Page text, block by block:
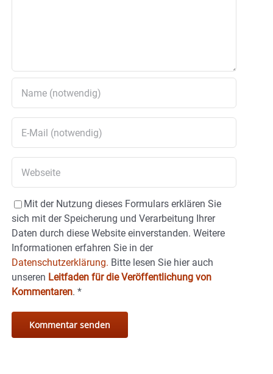
Mit der Nutzung dieses Formulars erklären Sie
sich mit der Speicherung und Verarbeitung Ihrer
Daten durch diese Website einverstanden. Weitere
Informationen erfahren Sie in der
Datenschutzerklärung. Bitte lesen Sie hier auch
unseren Leitfaden für die Veröffentlichung von
Kommentaren. *